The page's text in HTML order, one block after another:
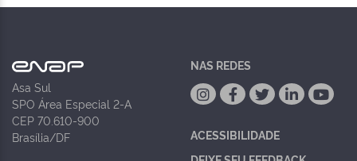
Asa Sul
SPO Área Especial 2-A
CEP 70.610-900
Brasília/DF
NAS REDES
ACESSIBILIDADE